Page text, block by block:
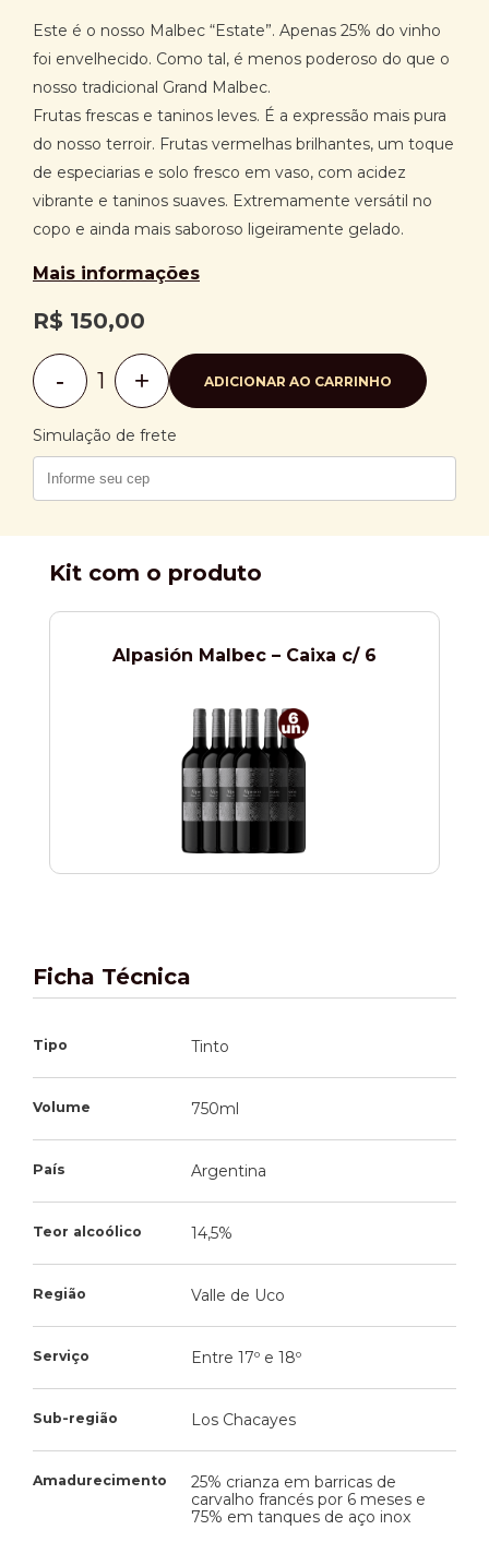
Este é o nosso Malbec “Estate”. Apenas 25% do vinho
foi envelhecido. Como tal, é menos poderoso do que o
nosso tradicional Grand Malbec.
Frutas frescas e taninos leves. É a expressão mais pura
do nosso terroir. Frutas vermelhas brilhantes, um toque
de especiarias e solo fresco em vaso, com acidez
vibrante e taninos suaves. Extremamente versátil no
copo e ainda mais saboroso ligeiramente gelado.
Mais informações
R$ 150,00
-
Alpasión
Malbec
quantidade
+ ADICIONAR AO CARRINHO
Simulação de frete
Kit com o produto
Alpasión Malbec – Caixa c/ 6
Ficha Técnica
Tipo Tinto
Volume 750ml
País Argentina
Teor alcoólico 14,5%
Região Valle de Uco
Serviço Entre 17º e 18º
Sub-região Los Chacayes
Amadurecimento
25% crianza em barricas de
carvalho francés por 6 meses e
75% em tanques de aço inox